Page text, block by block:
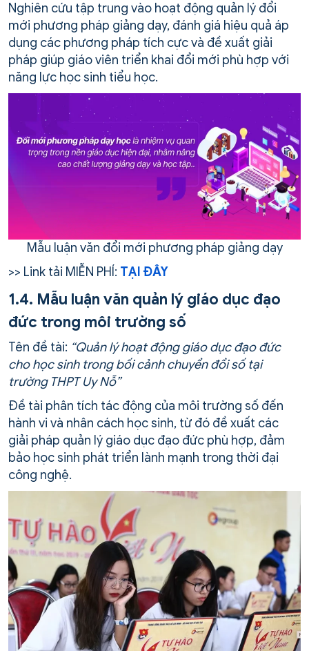
Nghiên cứu tập trung vào hoạt động quản lý đổi
mới phương pháp giảng dạy, đánh giá hiệu quả áp
dụng các phương pháp tích cực và đề xuất giải
pháp giúp giáo viên triển khai đổi mới phù hợp với
năng lực học sinh tiểu học.
Mẫu luận văn đổi mới phương pháp giảng dạy
>> Link tải MIỄN PHÍ: TẠI ĐÂY
1.4. Mẫu luận văn quản lý giáo dục đạo
đức trong môi trường số
Tên đề tài: “Quản lý hoạt động giáo dục đạo đức
cho học sinh trong bối cảnh chuyển đổi số tại
trường THPT Uy Nỗ”
Đề tài phân tích tác động của môi trường số đến
hành vi và nhân cách học sinh, từ đó đề xuất các
giải pháp quản lý giáo dục đạo đức phù hợp, đảm
bảo học sinh phát triển lành mạnh trong thời đại
công nghệ.